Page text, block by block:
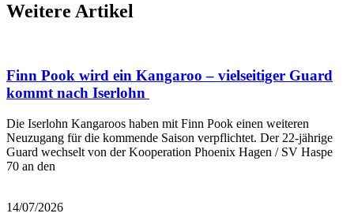
Weitere Artikel
Finn Pook wird ein Kangaroo – vielseitiger Guard
kommt nach Iserlohn
Die Iserlohn Kangaroos haben mit Finn Pook einen weiteren
Neuzugang für die kommende Saison verpflichtet. Der 22-jährige
Guard wechselt von der Kooperation Phoenix Hagen / SV Haspe
70 an den
14/07/2026